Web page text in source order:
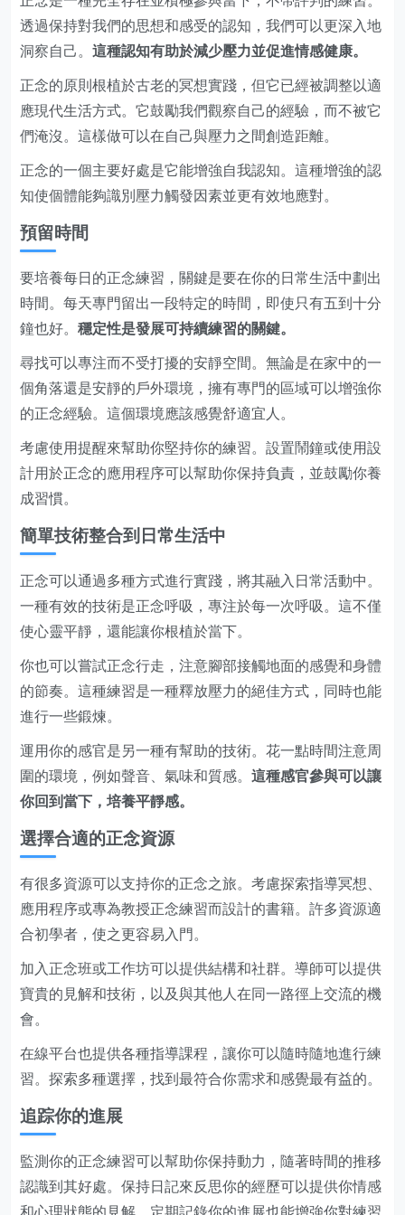
透過保持對我們的思想和感受的認知，我們可以更深入地
洞察自己。這種認知有助於減少壓力並促進情感健康。
正念的原則根植於古老的冥想實踐，但它已經被調整以適
應現代生活方式。它鼓勵我們觀察自己的經驗，而不被它
們淹沒。這樣做可以在自己與壓力之間創造距離。
正念的一個主要好處是它能增強自我認知。這種增強的認
知使個體能夠識別壓力觸發因素並更有效地應對。
預留時間
要培養每日的正念練習，關鍵是要在你的日常生活中劃出
時間。每天專門留出一段特定的時間，即使只有五到十分
鐘也好。穩定性是發展可持續練習的關鍵。
尋找可以專注而不受打擾的安靜空間。無論是在家中的一
個角落還是安靜的戶外環境，擁有專門的區域可以增強你
的正念經驗。這個環境應該感覺舒適宜人。
考慮使用提醒來幫助你堅持你的練習。設置鬧鐘或使用設
計用於正念的應用程序可以幫助你保持負責，並鼓勵你養
成習慣。
簡單技術整合到日常生活中
正念可以通過多種方式進行實踐，將其融入日常活動中。
一種有效的技術是正念呼吸，專注於每一次呼吸。這不僅
使心靈平靜，還能讓你根植於當下。
你也可以嘗試正念行走，注意腳部接觸地面的感覺和身體
的節奏。這種練習是一種釋放壓力的絕佳方式，同時也能
進行一些鍛煉。
運用你的感官是另一種有幫助的技術。花一點時間注意周
圍的環境，例如聲音、氣味和質感。這種感官參與可以讓
你回到當下，培養平靜感。
選擇合適的正念資源
有很多資源可以支持你的正念之旅。考慮探索指導冥想、
應用程序或專為教授正念練習而設計的書籍。許多資源適
合初學者，使之更容易入門。
加入正念班或工作坊可以提供結構和社群。導師可以提供
寶貴的見解和技術，以及與其他人在同一路徑上交流的機
會。
在線平台也提供各種指導課程，讓你可以隨時隨地進行練
習。探索多種選擇，找到最符合你需求和感覺最有益的。
追踪你的進展
監測你的正念練習可以幫助你保持動力，隨著時間的推移
認識到其好處。保持日記來反思你的經歷可以提供你情感
和心理狀態的見解。定期記錄你的進展也能增強你對練習